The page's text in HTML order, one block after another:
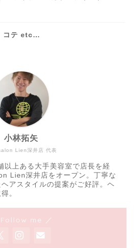
コテ etc…
Lien深井店 代表
小林拓矢
以上ある大手美容室で店長を経
Lien深井店をオープン。丁寧な
アスタイルの提案がご好評。ヘ
。
me ／